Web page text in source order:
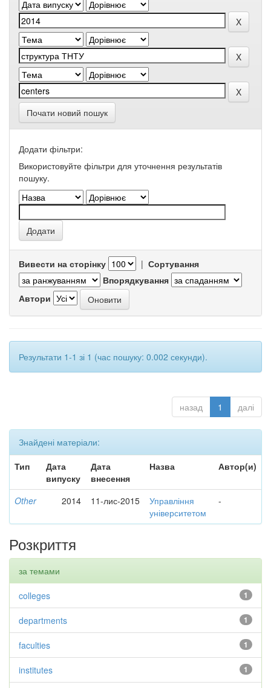
Почати новий пошук
Додати фільтри:
Використовуйте фільтри для уточнення результатів
пошуку.
Вивести на сторінку | Сортування
Впорядкування
Автори
Результати 1-1 зі 1 (час пошуку: 0.002 секунди).
назад 1 далі
Знайдені матеріали:
Тип
Дата
випуску
Дата
внесення
Назва Автор(и)
Other 2014 11-лис-2015
Управління
університетом
-
Розкриття
за темами
1
colleges
1
departments
1
faculties
1
institutes